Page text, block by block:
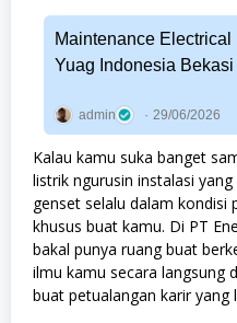
Maintenance Electrical
Yuag Indonesia Bekasi
admin 29/06/2026
Kalau kamu suka banget
listrik ngurusin instalasi
genset selalu dalam kondisi
khusus buat kamu. Di PT
bakal punya ruang buat
ilmu kamu secara langsung
buat petualangan karir yang